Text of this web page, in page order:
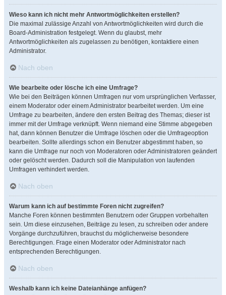
Wieso kann ich nicht mehr Antwortmöglichkeiten erstellen?
Die maximal zulässige Anzahl von Antwortmöglichkeiten wird durch die
Board-Administration festgelegt. Wenn du glaubst, mehr
Antwortmöglichkeiten als zugelassen zu benötigen, kontaktiere einen
Administrator.
Nach oben
Wie bearbeite oder lösche ich eine Umfrage?
Wie bei den Beiträgen können Umfragen nur vom ursprünglichen Verfasser,
einem Moderator oder einem Administrator bearbeitet werden. Um eine
Umfrage zu bearbeiten, ändere den ersten Beitrag des Themas; dieser ist
immer mit der Umfrage verknüpft. Wenn niemand eine Stimme abgegeben
hat, dann können Benutzer die Umfrage löschen oder die Umfrageoption
bearbeiten. Sollte allerdings schon ein Benutzer abgestimmt haben, so
kann die Umfrage nur noch von Moderatoren oder Administratoren geändert
oder gelöscht werden. Dadurch soll die Manipulation von laufenden
Umfragen verhindert werden.
Nach oben
Warum kann ich auf bestimmte Foren nicht zugreifen?
Manche Foren können bestimmten Benutzern oder Gruppen vorbehalten
sein. Um diese einzusehen, Beiträge zu lesen, zu schreiben oder andere
Vorgänge durchzuführen, brauchst du möglicherweise besondere
Berechtigungen. Frage einen Moderator oder Administrator nach
entsprechenden Berechtigungen.
Nach oben
Weshalb kann ich keine Dateianhänge anfügen?